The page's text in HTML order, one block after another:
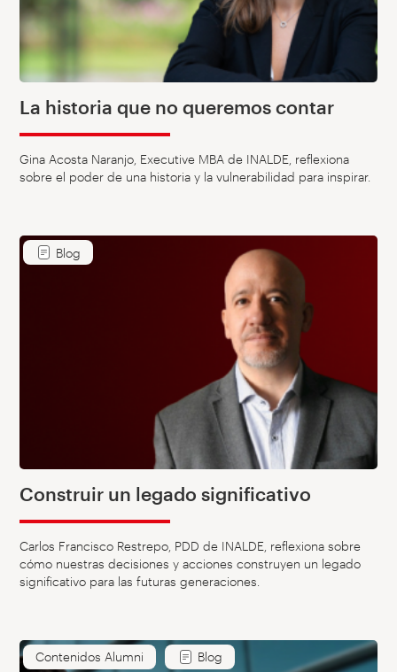
La historia que no queremos contar
Gina Acosta Naranjo, Executive MBA de INALDE, reflexiona
sobre el poder de una historia y la vulnerabilidad para inspirar.
Blog
Construir un legado significativo
Carlos Francisco Restrepo, PDD de INALDE, reflexiona sobre
cómo nuestras decisiones y acciones construyen un legado
significativo para las futuras generaciones.
Contenidos Alumni Blog